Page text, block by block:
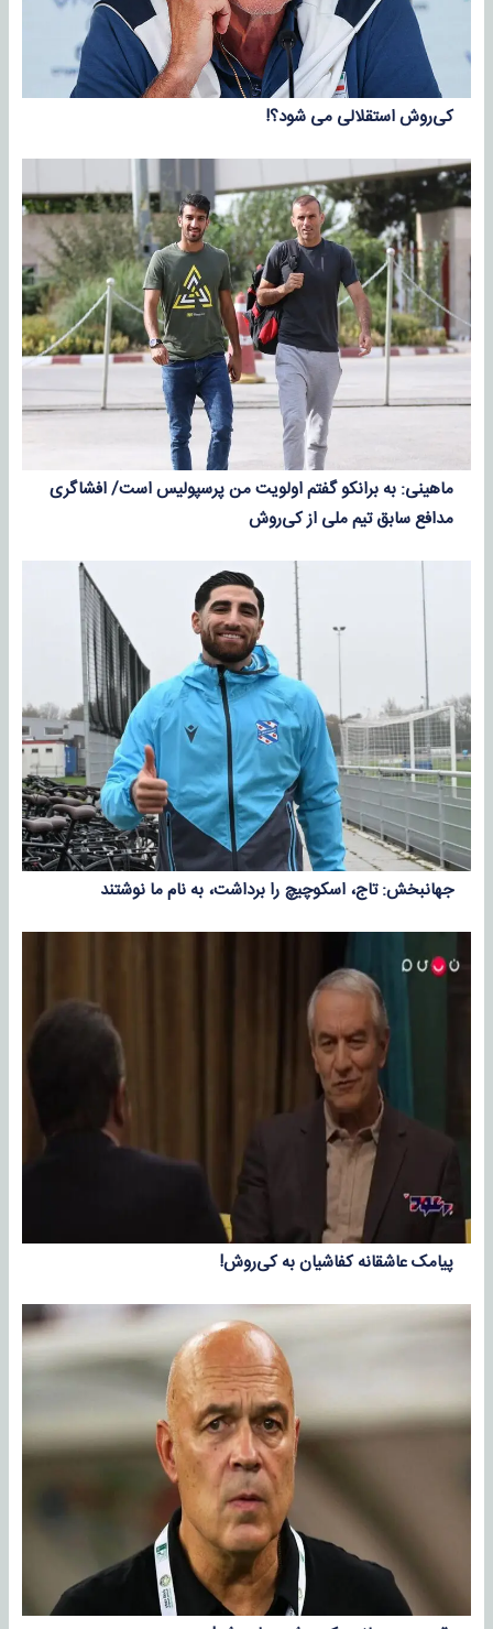
کی‌روش استقلالی می شود؟!
ماهینی: به برانکو گفتم اولویت من پرسپولیس است/ افشاگری
مدافع سابق تیم ملی از کی‌روش
جهانبخش: تاج، اسکوچیچ را برداشت، به نام ما نوشتند
پیامک عاشقانه کفاشیان به کی‌روش!